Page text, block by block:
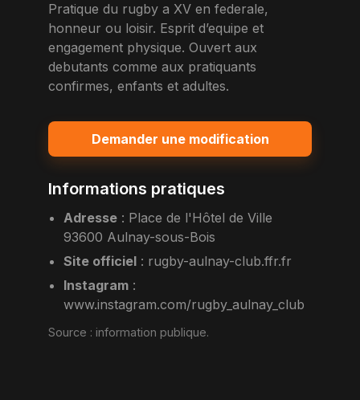
Pratique du rugby a XV en federale,
honneur ou loisir. Esprit d’equipe et
engagement physique. Ouvert aux
debutants comme aux pratiquants
confirmes, enfants et adultes.
Demander une modification
Informations pratiques
Adresse : Place de l'Hôtel de Ville
93600 Aulnay-sous-Bois
Site officiel : rugby-aulnay-club.ffr.fr
Instagram :
www.instagram.com/rugby_aulnay_club
Source : information publique.